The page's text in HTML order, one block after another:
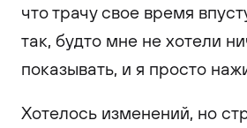
что трачу свое время
так, будто мне не хотели
показывать, и я просто
Хотелось изменений, но